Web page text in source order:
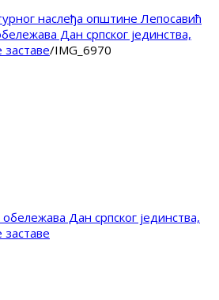
Дан српског јединства,
/IMG_6970
Дан српског јединства,